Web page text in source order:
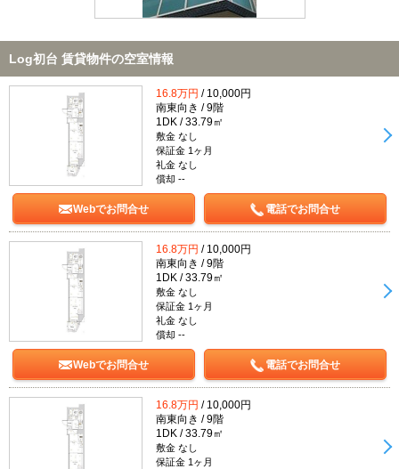
Log初台 賃貸物件の空室情報
16.8万円 / 10,000円
南東向き / 9階
1DK / 33.79㎡
敷金 なし
保証金 1ヶ月
礼金 なし
償却 --
Webでお問合せ 電話でお問合せ
16.8万円 / 10,000円
南東向き / 9階
1DK / 33.79㎡
敷金 なし
保証金 1ヶ月
礼金 なし
償却 --
Webでお問合せ 電話でお問合せ
16.8万円 / 10,000円
南東向き / 9階
1DK / 33.79㎡
敷金 なし
保証金 1ヶ月